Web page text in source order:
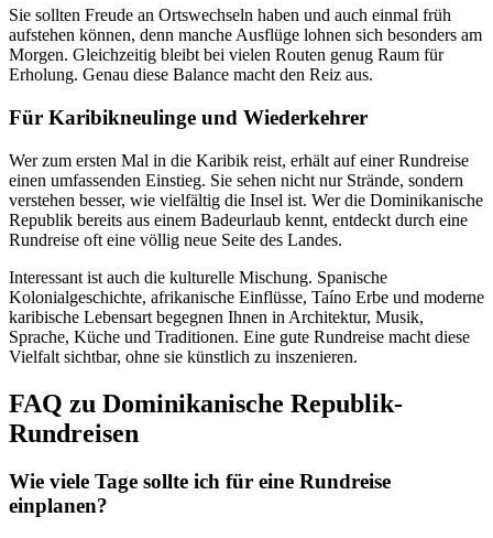
Sie sollten Freude an Ortswechseln haben und auch einmal früh
aufstehen können, denn manche Ausflüge lohnen sich besonders am
Morgen. Gleichzeitig bleibt bei vielen Routen genug Raum für
Erholung. Genau diese Balance macht den Reiz aus.
Für Karibikneulinge und Wiederkehrer
Wer zum ersten Mal in die Karibik reist, erhält auf einer Rundreise
einen umfassenden Einstieg. Sie sehen nicht nur Strände, sondern
verstehen besser, wie vielfältig die Insel ist. Wer die Dominikanische
Republik bereits aus einem Badeurlaub kennt, entdeckt durch eine
Rundreise oft eine völlig neue Seite des Landes.
Interessant ist auch die kulturelle Mischung. Spanische
Kolonialgeschichte, afrikanische Einflüsse, Taíno Erbe und moderne
karibische Lebensart begegnen Ihnen in Architektur, Musik,
Sprache, Küche und Traditionen. Eine gute Rundreise macht diese
Vielfalt sichtbar, ohne sie künstlich zu inszenieren.
FAQ zu Dominikanische Republik-
Rundreisen
Wie viele Tage sollte ich für eine Rundreise
einplanen?